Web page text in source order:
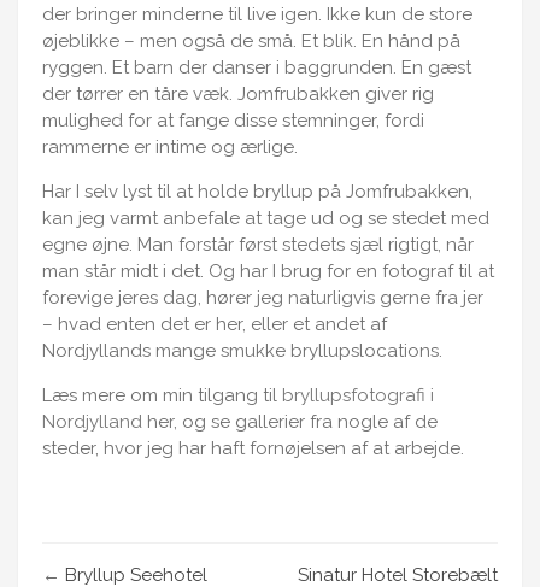
der bringer minderne til live igen. Ikke kun de store
øjeblikke – men også de små. Et blik. En hånd på
ryggen. Et barn der danser i baggrunden. En gæst
der tørrer en tåre væk. Jomfrubakken giver rig
mulighed for at fange disse stemninger, fordi
rammerne er intime og ærlige.
Har I selv lyst til at holde bryllup på Jomfrubakken,
kan jeg varmt anbefale at tage ud og se stedet med
egne øjne. Man forstår først stedets sjæl rigtigt, når
man står midt i det. Og har I brug for en fotograf til at
forevige jeres dag, hører jeg naturligvis gerne fra jer
– hvad enten det er her, eller et andet af
Nordjyllands mange smukke bryllupslocations.
Læs mere om min tilgang til bryllupsfotografi i
Nordjylland her, og se gallerier fra nogle af de
steder, hvor jeg har haft fornøjelsen af at arbejde.
← Bryllup Seehotel
Sinatur Hotel Storebælt